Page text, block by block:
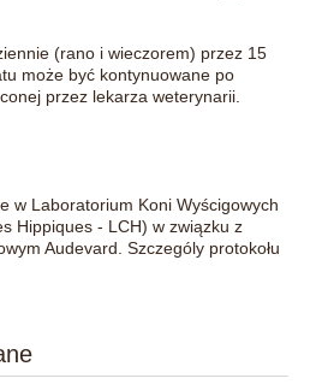
(rano i wieczorem) przez 15
może być kontynuowane po
przez lekarza weterynarii.
w Laboratorium Koni Wyścigowych
Hippiques - LCH) w związku z
Audevard. Szczególy protokołu